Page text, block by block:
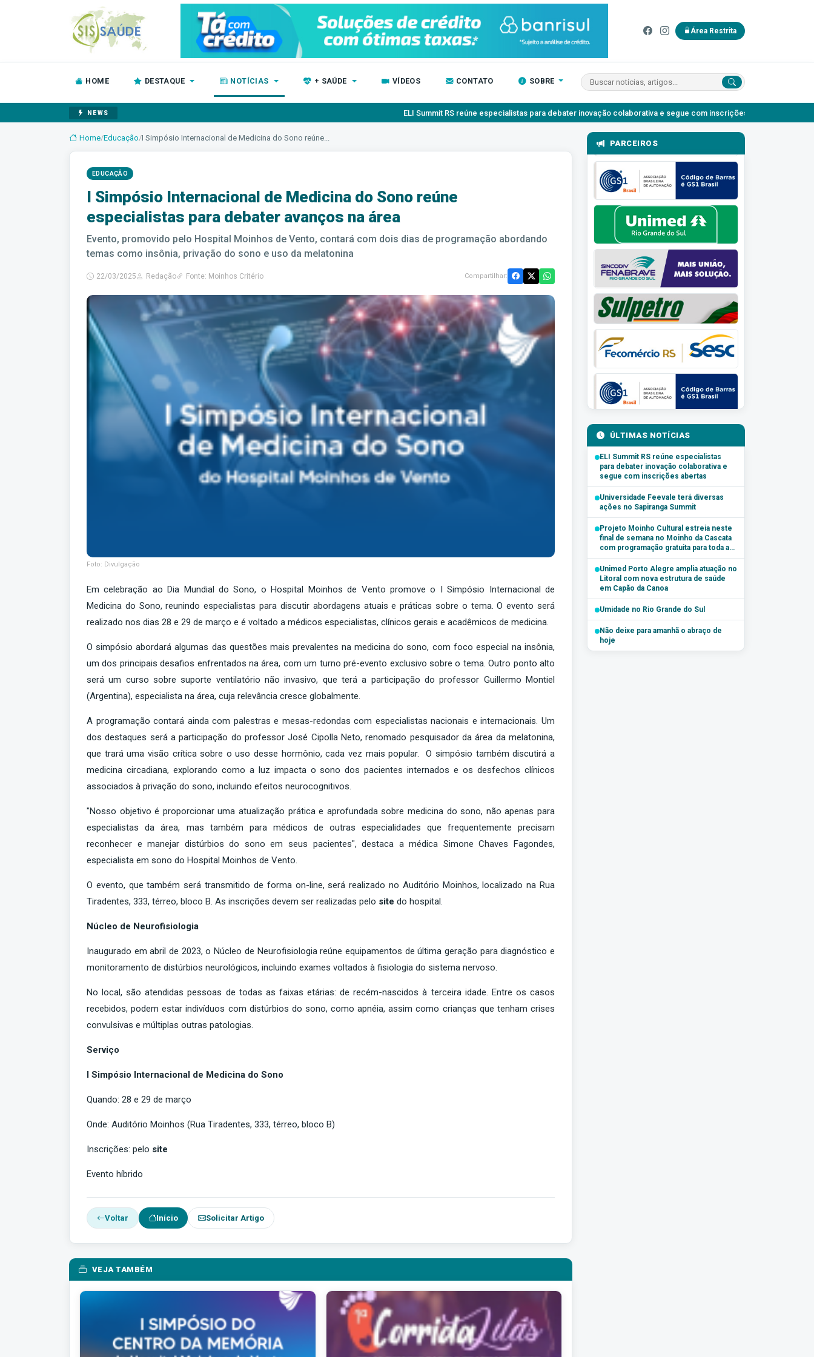
Área Restrita
HOME DESTAQUE NOTÍCIAS + SAÚDE VÍDEOS CONTATO SOBRE
NEWS ELI Summit RS reúne especialistas para debater inovação colaborativa e segue com inscrições abertas
Home/Educação/I Simpósio Internacional de Medicina do Sono reúne...
EDUCAÇÃO
I Simpósio Internacional de Medicina do Sono reúne
especialistas para debater avanços na área
Evento, promovido pelo Hospital Moinhos de Vento, contará com dois dias de programação abordando
temas como insônia, privação do sono e uso da melatonina
22/03/2025 Redação Fonte: Moinhos Critério Compartilhar:
Foto: Divulgação
Em celebração ao Dia Mundial do Sono, o Hospital Moinhos de Vento promove o I Simpósio Internacional de
Medicina do Sono, reunindo especialistas para discutir abordagens atuais e práticas sobre o tema. O evento será
realizado nos dias 28 e 29 de março e é voltado a médicos especialistas, clínicos gerais e acadêmicos de medicina.
O simpósio abordará algumas das questões mais prevalentes na medicina do sono, com foco especial na insônia,
um dos principais desafios enfrentados na área, com um turno pré-evento exclusivo sobre o tema. Outro ponto alto
será um curso sobre suporte ventilatório não invasivo, que terá a participação do professor Guillermo Montiel
(Argentina), especialista na área, cuja relevância cresce globalmente.
A programação contará ainda com palestras e mesas-redondas com especialistas nacionais e internacionais. Um
dos destaques será a participação do professor José Cipolla Neto, renomado pesquisador da área da melatonina,
que trará uma visão crítica sobre o uso desse hormônio, cada vez mais popular. O simpósio também discutirá a
medicina circadiana, explorando como a luz impacta o sono dos pacientes internados e os desfechos clínicos
associados à privação do sono, incluindo efeitos neurocognitivos.
"Nosso objetivo é proporcionar uma atualização prática e aprofundada sobre medicina do sono, não apenas para
especialistas da área, mas também para médicos de outras especialidades que frequentemente precisam
reconhecer e manejar distúrbios do sono em seus pacientes", destaca a médica Simone Chaves Fagondes,
especialista em sono do Hospital Moinhos de Vento.
O evento, que também será transmitido de forma on-line, será realizado no Auditório Moinhos, localizado na Rua
Tiradentes, 333, térreo, bloco B. As inscrições devem ser realizadas pelo site do hospital.
Núcleo de Neurofisiologia
Inaugurado em abril de 2023, o Núcleo de Neurofisiologia reúne equipamentos de última geração para diagnóstico e
monitoramento de distúrbios neurológicos, incluindo exames voltados à fisiologia do sistema nervoso.
No local, são atendidas pessoas de todas as faixas etárias: de recém-nascidos à terceira idade. Entre os casos
recebidos, podem estar indivíduos com distúrbios do sono, como apnéia, assim como crianças que tenham crises
convulsivas e múltiplas outras patologias.
Serviço
I Simpósio Internacional de Medicina do Sono
Quando: 28 e 29 de março
Onde: Auditório Moinhos (Rua Tiradentes, 333, térreo, bloco B)
Inscrições: pelo site
Evento híbrido
Voltar Início Solicitar Artigo
VEJA TAMBÉM
PARCEIROS
ÚLTIMAS NOTÍCIAS
ELI Summit RS reúne especialistas
para debater inovação colaborativa e
segue com inscrições abertas
Universidade Feevale terá diversas
ações no Sapiranga Summit
Projeto Moinho Cultural estreia neste
final de semana no Moinho da Cascata
com programação gratuita para toda a
família
Unimed Porto Alegre amplia atuação no
Litoral com nova estrutura de saúde
em Capão da Canoa
Umidade no Rio Grande do Sul
Não deixe para amanhã o abraço de
hoje